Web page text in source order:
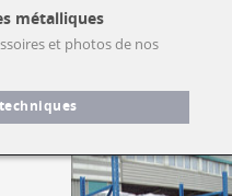
métalliques
et photos de nos